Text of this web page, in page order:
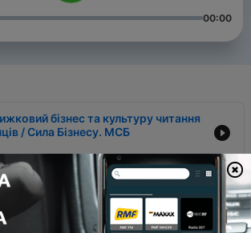
00:00
бізнес та культуру читання
/ Сила Бізнесу. МСБ
HURU: $50 000 на Kickstarter,
продаж у 50 країнах / Сила